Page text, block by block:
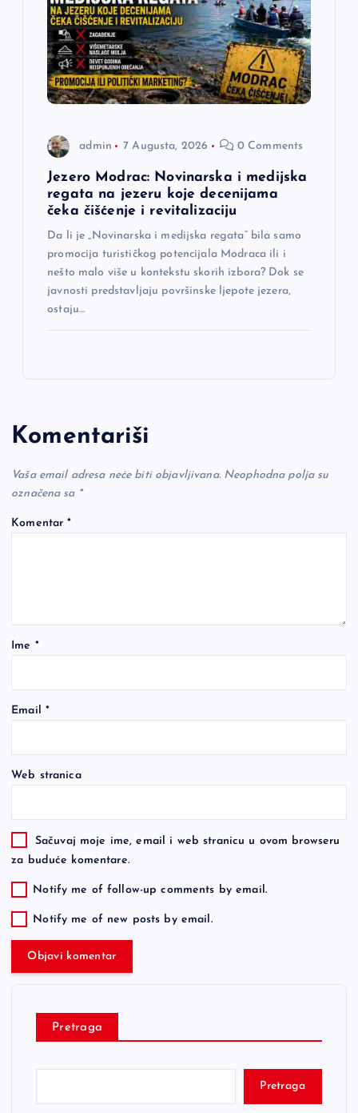
admin 7 Augusta, 2026 0 Comments
Jezero Modrac: Novinarska i medijska
regata na jezeru koje decenijama
čeka čišćenje i revitalizaciju
Da li je „Novinarska i medijska regata“ bila samo
promocija turističkog potencijala Modraca ili i
nešto malo više u kontekstu skorih izbora? Dok se
javnosti predstavljaju površinske ljepote jezera,
ostaju…
Komentariši
Vaša email adresa neće biti objavljivana. Neophodna polja su
označena sa *
Komentar*
Ime *
Email *
Web stranica
Sačuvaj moje ime, email i web stranicu u ovom browseru
za buduće komentare.
Notify me of follow-up comments by email.
Notify me of new posts by email.
Pretraga
Pretraga